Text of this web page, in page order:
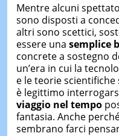
Mentre alcuni
sono disposti a
altri sono scettici,
essere una semplice
concrete a sostegno
un’era in cui la
e le teorie
è legittimo
viaggio nel tempo
fantasia. Anche
sembrano farci